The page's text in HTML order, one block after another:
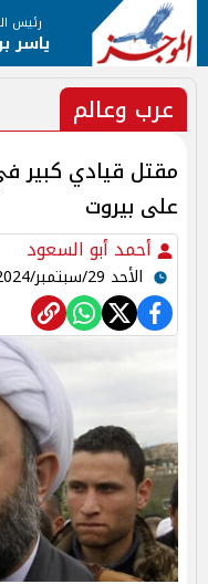
رئيس
ياسر
عرب وعالم
مقتل قيادي كبير
على بيروت
أحمد أبو السعود
الأحد 29/سبتمبر/2024 - 04:51 م